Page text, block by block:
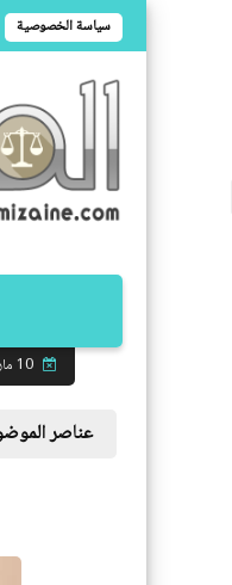
سياسة الخصوصية
10 مارس 2022
عناصر